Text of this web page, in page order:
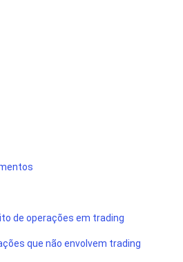
de operações em trading
que não envolvem trading